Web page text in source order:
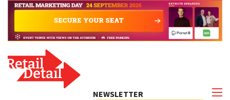
NEWSLETTER